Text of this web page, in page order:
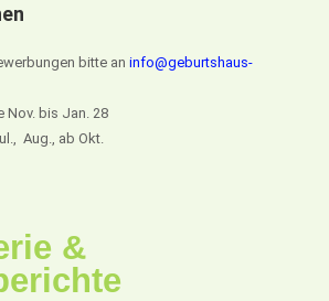
bitte aninfo@geburtshaus-
Nov. bis Jan. 28
Aug., ab Okt.
&